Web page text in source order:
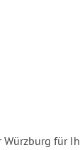
Würzburg für